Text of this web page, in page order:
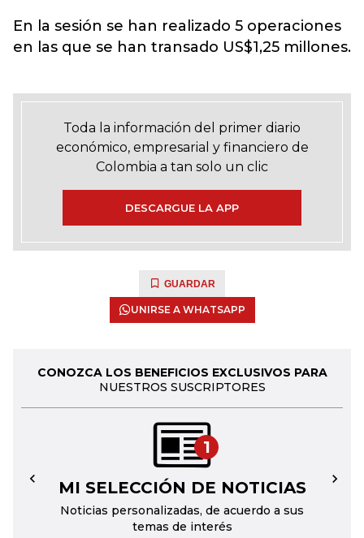
En la sesión se han realizado 5 operaciones
en las que se han transado US$1,25 millones.
Toda la información del primer diario
económico, empresarial y financiero de
Colombia a tan solo un clic
DESCARGUE LA APP
GUARDAR
UNIRSE A WHATSAPP
CONOZCA LOS BENEFICIOS EXCLUSIVOS PARA
NUESTROS SUSCRIPTORES
1
MI SELECCIÓN DE NOTICIAS
Noticias personalizadas, de acuerdo a sus
temas de interés
← →